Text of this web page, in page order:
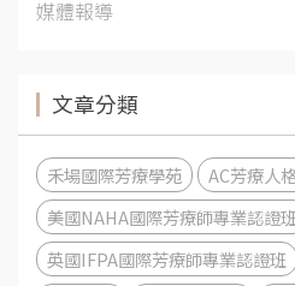
媒體報導
文章分類
禾場國際芳療學苑
AC芳療人
美國NAHA國際芳療師專業認證班
英國IFPA國際芳療師專業認證班